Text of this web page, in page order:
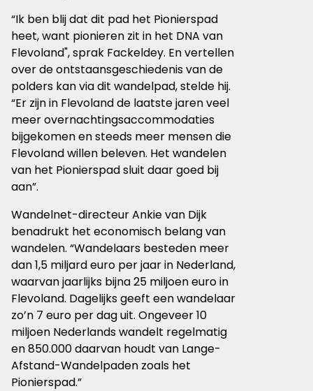
“Ik ben blij dat dit pad het Pionierspad
heet, want pionieren zit in het DNA van
Flevoland", sprak Fackeldey. En vertellen
over de ontstaansgeschiedenis van de
polders kan via dit wandelpad, stelde hij.
“Er zijn in Flevoland de laatste jaren veel
meer overnachtingsaccommodaties
bijgekomen en steeds meer mensen die
Flevoland willen beleven. Het wandelen
van het Pionierspad sluit daar goed bij
aan”.
Wandelnet-directeur Ankie van Dijk
benadrukt het economisch belang van
wandelen. “Wandelaars besteden meer
dan 1,5 miljard euro per jaar in Nederland,
waarvan jaarlijks bijna 25 miljoen euro in
Flevoland. Dagelijks geeft een wandelaar
zo’n 7 euro per dag uit. Ongeveer 10
miljoen Nederlands wandelt regelmatig
en 850.000 daarvan houdt van Lange-
Afstand-Wandelpaden zoals het
Pionierspad.”